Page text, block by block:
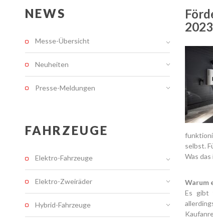
selbst.
Was
Warum
Es gibt
NEWS
Messe-Übersicht
Neuheiten
Presse-Meldungen
FAHRZEUGE
Elektro-Fahrzeuge
Elektro-Zweiräder
Hybrid-Fahrzeuge